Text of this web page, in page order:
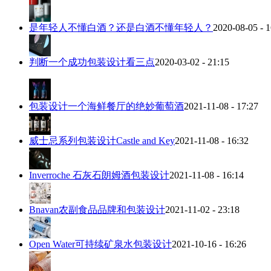
是年轻人不懂白酒？还是白酒不懂年轻人？ 2020-08-05 -
判断一个成功包装设计看三点2020-03-02 - 21:15
包装设计一个海鲜餐厅的绝妙葡萄酒2021-11-08 - 17:27
威士忌系列包装设计Castle and Key2021-11-08 - 16:32
Inverroche 石灰石朗姆酒包装设计2021-11-08 - 16:14
Bnavan农副食品品牌和包装设计2021-11-02 - 23:18
Open Water可持续矿泉水包装设计2021-10-16 - 16:26